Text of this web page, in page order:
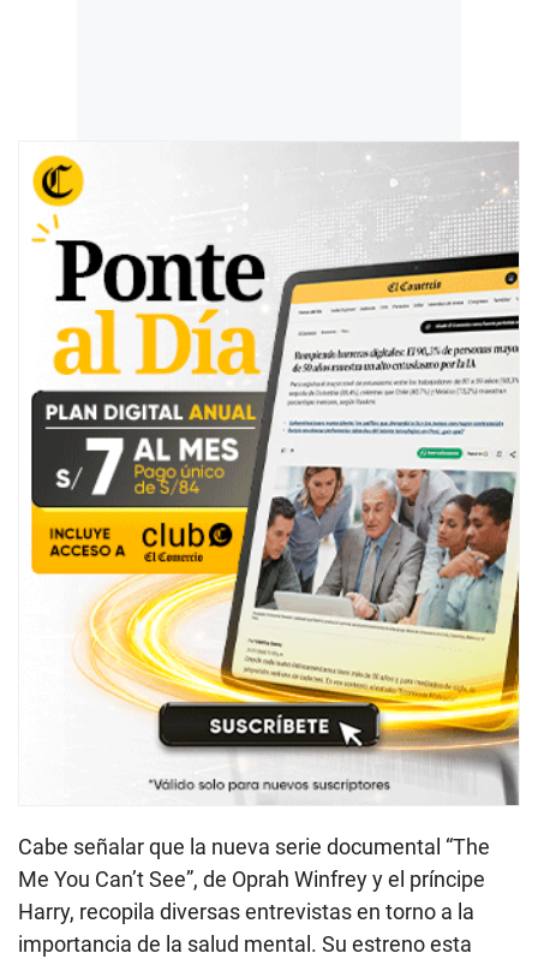
Cabe señalar que la nueva serie documental “The
Me You Can’t See”, de Oprah Winfrey y el príncipe
Harry, recopila diversas entrevistas en torno a la
importancia de la salud mental. Su estreno esta